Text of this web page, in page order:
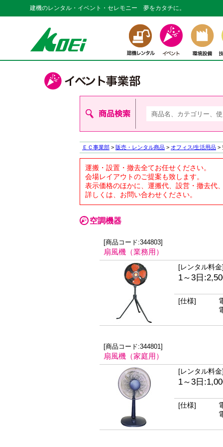
建機のレンタル・イベント・セレモニー 夢をカタチに。
ＥＣ事業部 > 販売・レンタル商品 > オフィス/生活用品 >
運搬・設置・撤去全てお任せください。
会場レイアウトのご提案も致します。
表示価格のほかに、運搬代、設営・撤去代
詳しくは、お問い合わせください。
空調機器
[商品コード:344803]
扇風機（業務用）
[レンタル料
1～3日
[仕様]
[商品コード:344801]
扇風機（家庭用）
[レンタル料
1～3日
[仕様]